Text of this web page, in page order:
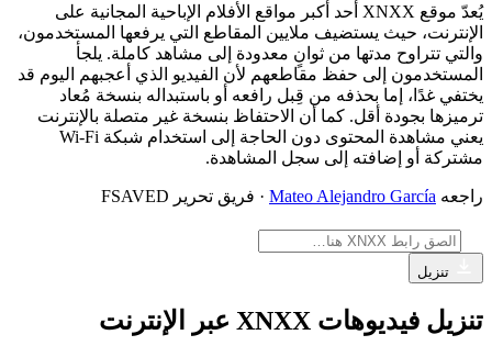
يُعدّ موقع XNXX أحد أكبر مواقع الأفلام الإباحية المجانية على
الإنترنت، حيث يستضيف ملايين المقاطع التي يرفعها المستخدمون،
والتي تتراوح مدتها من ثوانٍ معدودة إلى مشاهد كاملة. يلجأ
المستخدمون إلى حفظ مقاطعهم لأن الفيديو الذي أعجبهم اليوم قد
يختفي غدًا، إما بحذفه من قِبل رافعه أو باستبداله بنسخة مُعاد
ترميزها بجودة أقل. كما أن الاحتفاظ بنسخة غير متصلة بالإنترنت
يعني مشاهدة المحتوى دون الحاجة إلى استخدام شبكة Wi-Fi
مشتركة أو إضافته إلى سجل المشاهدة.
راجعه Mateo Alejandro García · فريق تحرير FSAVED
تنزيل
تنزيل فيديوهات XNXX عبر الإنترنت